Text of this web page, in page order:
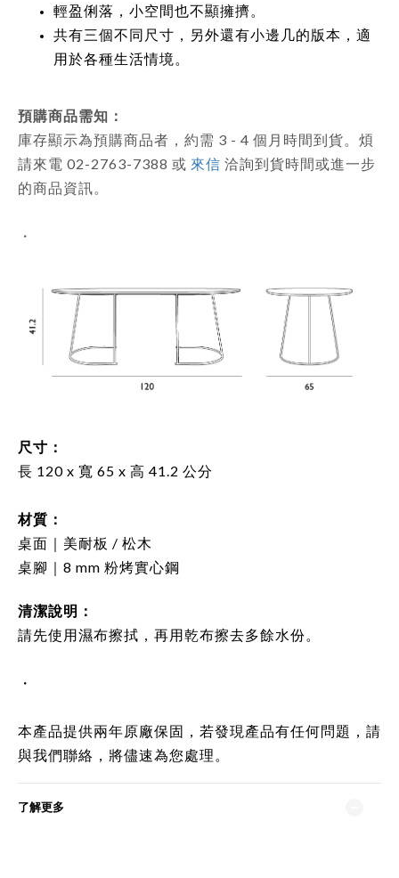
輕盈俐落，小空間也不顯擁擠。
共有三個不同尺寸，另外還有小邊几的版本，適
用於各種生活情境。
預購商品需知：
庫存顯示為預購商品者，約需 3 - 4 個月時間到貨。煩
請來電 02-2763-7388 或 來信 洽詢到貨時間或進一步
的商品資訊。
・
尺寸：
長 120 x 寬 65 x 高 41.2 公分
材質：
桌面｜美耐板 / 松木
桌腳｜8 mm 粉烤實心鋼
清潔說明：
請先使用濕布擦拭，再用乾布擦去多餘水份。
・
本產品提供兩年原廠保固，若發現產品有任何問題，請
與我們聯絡，將儘速為您處理。
了解更多